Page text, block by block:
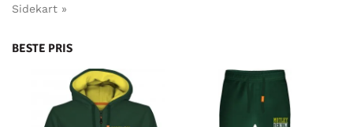
Sidekart »
BESTE PRIS